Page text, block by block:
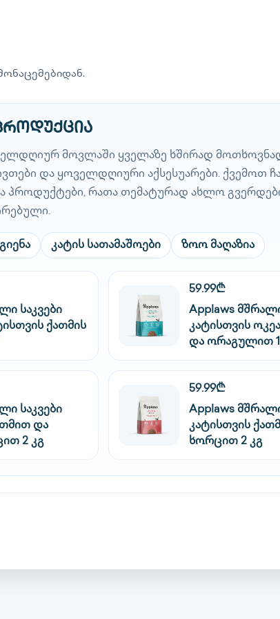
მოვლაში ყველაზე ხშირად
და ყოველდღიური აქსესუარები. ქვემოთ
პროდუქტები, რათა თემატურად ახლო
კატის სათამაშოები ზოო მაღაზია
საკვები
ქათმის
59.99₾
Applaws
კატისთვის
და ორაგულით
საკვები
და
2 კგ
59.99₾
Applaws
კატისთვის
ხორცით 2 კგ